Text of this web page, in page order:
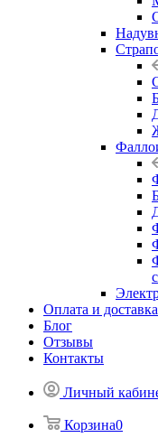
Оплата и доставка
Блог
Отзывы
Контакты
Личный
Корзина0